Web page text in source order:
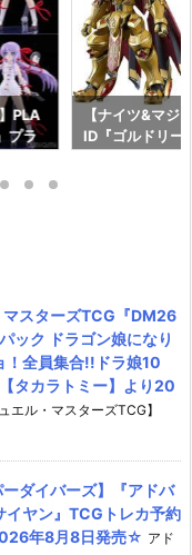
PLA
プラ
発売
【ナイツ&マジ
ID『ゴルドリー
マスターズTCG『DM26
ック ドラゴン娘になり
！全員集合!!ドラ娘10
タカラトミー】より20
ュエル・マスターズTCG】
ーダイバーズ】『アドバ
イヤン』TCGトレカ予約
年8月8日発売☆ アド